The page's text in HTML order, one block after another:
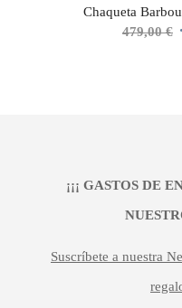
Chaqueta
479,00€ El
¡¡¡ GASTOS DE
Suscríbete a nuestra